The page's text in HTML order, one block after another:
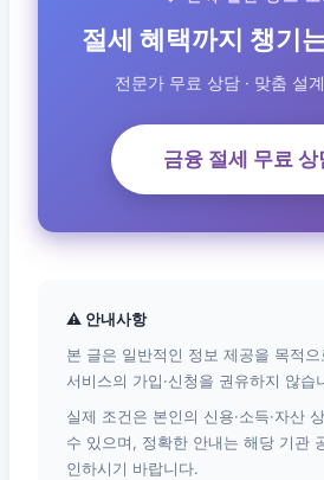
절세 혜택까지 챙기
전문가 무료 상담 · 맞춤 설
금융 절세 무료
⚠ 안내사항
본 글은 일반적인 정보 제공을 목적으
서비스의 가입·신청을 권유하지 않습
실제 조건은 본인의 신용·소득·자산
수 있으며, 정확한 안내는 해당 기관
인하시기 바랍니다.